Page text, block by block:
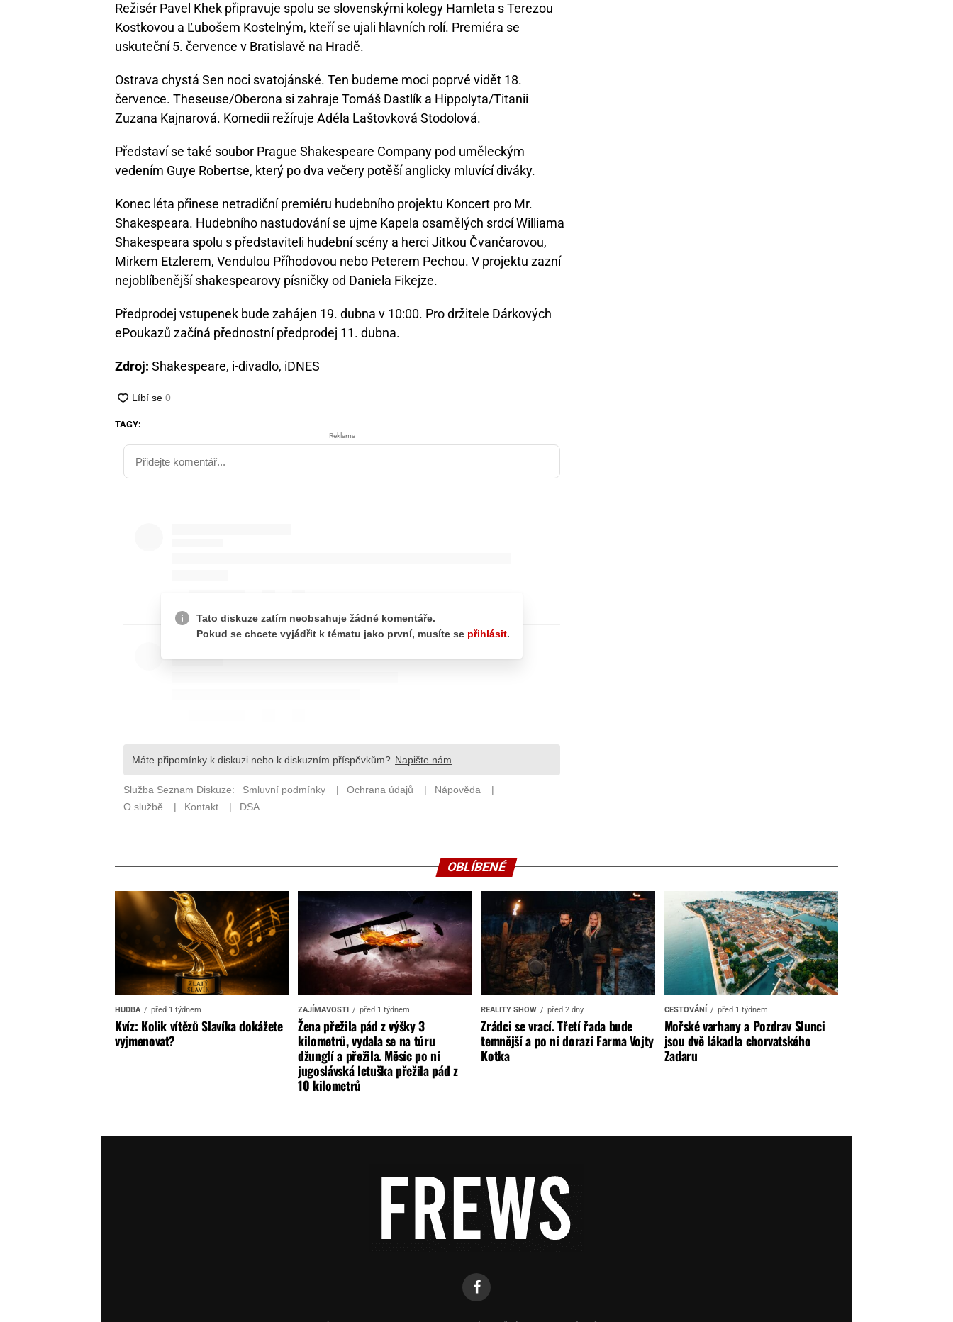
Režisér Pavel Khek připravuje spolu se slovenskými kolegy Hamleta s Terezou
Kostkovou a Ľubošem Kostelným, kteří se ujali hlavních rolí. Premiéra se
uskuteční 5. července v Bratislavě na Hradě.
Ostrava chystá Sen noci svatojánské. Ten budeme moci poprvé vidět 18.
července. Theseuse/Oberona si zahraje Tomáš Dastlík a Hippolyta/Titanii
Zuzana Kajnarová. Komedii režíruje Adéla Laštovková Stodolová.
Představí se také soubor Prague Shakespeare Company pod uměleckým
vedením Guye Robertse, který po dva večery potěší anglicky mluvící diváky.
Konec léta přinese netradiční premiéru hudebního projektu Koncert pro Mr.
Shakespeara. Hudebního nastudování se ujme Kapela osamělých srdcí Williama
Shakespeara spolu s představiteli hudební scény a herci Jitkou Čvančarovou,
Mirkem Etzlerem, Vendulou Příhodovou nebo Peterem Pechou. V projektu zazní
nejoblíbenější shakespearovy písničky od Daniela Fikejze.
Předprodej vstupenek bude zahájen 19. dubna v 10:00. Pro držitele Dárkových
ePoukazů začíná přednostní předprodej 11. dubna.
Zdroj: Shakespeare, i-divadlo, iDNES
TAGY:
Reklama
OBLÍBENÉ
HUDBA před 1 týdnem
Kvíz: Kolik vítězů Slavíka dokážete
vyjmenovat?
ZAJÍMAVOSTI před 1 týdnem
Žena přežila pád z výšky 3
kilometrů, vydala se na túru
džunglí a přežila. Měsíc po ní
jugoslávská letuška přežila pád z
10 kilometrů
REALITY SHOW před 2 dny
Zrádci se vrací. Třetí řada bude
temnější a po ní dorazí Farma Vojty
Kotka
CESTOVÁNÍ před 1 týdnem
Mořské varhany a Pozdrav Slunci
jsou dvě lákadla chorvatského
Zadaru